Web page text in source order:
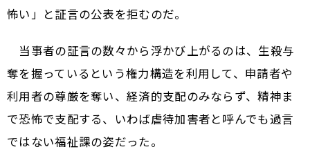
怖い」と証言の公表を拒むのだ。
当事者の証言の数々から浮かび上がるのは、生殺与
奪を握っているという権力構造を利用して、申請者や
利用者の尊厳を奪い、経済的支配のみならず、精神ま
で恐怖で支配する、いわば虐待加害者と呼んでも過言
ではない福祉課の姿だった。